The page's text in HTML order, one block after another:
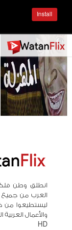
Install
انطلق وطن
العرب من جميع
ليستطيعوا من
HD